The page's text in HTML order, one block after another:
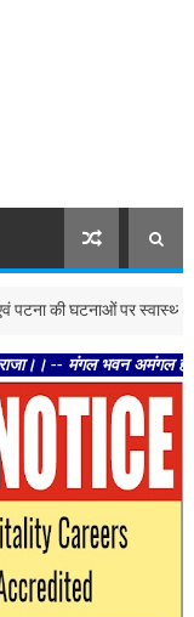
घटनाओं पर स्वास्थ्य विभाग
मंगल भवन अमंगल हारी।